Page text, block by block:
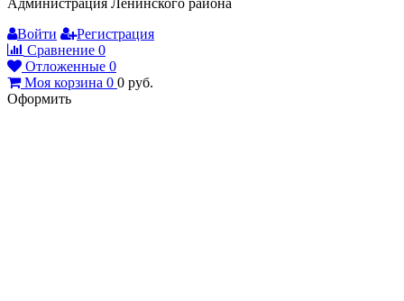
Администрация Ленинского района
Войти
Регистрация
Сравнение 0
Отложенные 0
Моя корзина 0 0 руб.
Оформить